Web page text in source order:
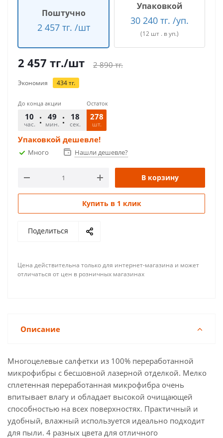
Поштучно
2 457 тг. /шт
Упаковкой
30 240 тг. /уп.
(12 шт . в уп.)
2 457 тг./шт 2 890тг.
Экономия 434тг.
До конца акции
10
час.
49
мин.
18
сек.
Остаток
278
шт.
Упаковкой дешевле!
Много Нашли дешевле?
В корзину
Купить в 1 клик
Поделиться
Цена действительна только для интернет-магазина и может
отличаться от цен в розничных магазинах
Описание
Многоцелевые салфетки из 100% переработанной
микрофибры с бесшовной лазерной отделкой. Мелко
сплетенная переработанная микрофибра очень
впитывает влагу и обладает высокой очищающей
способностью на всех поверхностях. Практичный и
удобный, влажный используется идеально подходит
для пыли. 4 разных цвета для отличного